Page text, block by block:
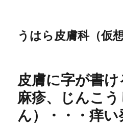
うはら皮膚科（仮
皮膚に字が書
麻疹、じんこ
ん）・・・痒い